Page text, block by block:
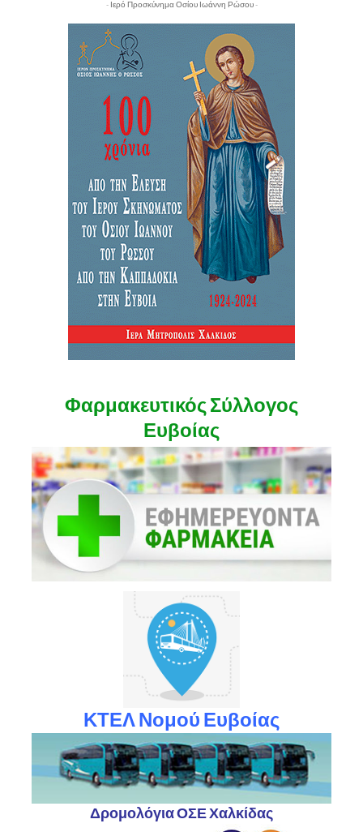
- Ιερό Προσκύνημα Οσίου Ιωάννη Ρώσου -
Φαρμακευτικός Σύλλογος
Ευβοίας
ΚΤΕΛ Νομού Ευβοίας
Δρομολόγια ΟΣΕ Χαλκίδας